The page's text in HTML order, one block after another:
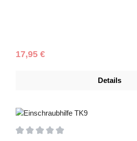
Regulärer Preis:
17,95 €
Details